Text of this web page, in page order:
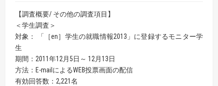
【調査概要/ その他の調査項目】
＜学生調査＞
対象： 「［en］学生の就職情報2013」に登録するモニター学
生
期間：2011年12月5日～ 12月13日
方法：E-mailによるWEB投票画面の配信
有効回答数：2,221名